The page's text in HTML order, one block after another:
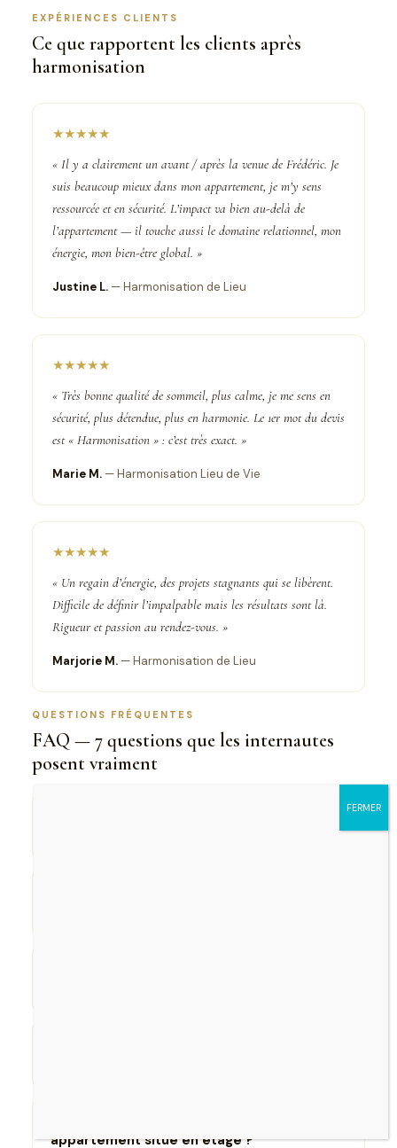
EXPÉRIENCES CLIENTS
Ce que rapportent les clients après
harmonisation
★★★★★
« Il y a clairement un avant / après la venue de Frédéric. Je
suis beaucoup mieux dans mon appartement, je m’y sens
ressourcée et en sécurité. L’impact va bien au-delà de
l’appartement — il touche aussi le domaine relationnel, mon
énergie, mon bien-être global. »
Justine L. — Harmonisation de Lieu
★★★★★
« Très bonne qualité de sommeil, plus calme, je me sens en
sécurité, plus détendue, plus en harmonie. Le 1er mot du devis
est « Harmonisation » : c’est très exact. »
Marie M. — Harmonisation Lieu de Vie
★★★★★
« Un regain d’énergie, des projets stagnants qui se libèrent.
Difficile de définir l’impalpable mais les résultats sont là.
Rigueur et passion au rendez-vous. »
Marjorie M. — Harmonisation de Lieu
QUESTIONS FRÉQUENTES
FAQ — 7 questions que les internautes
posent vraiment
▾
appartement situé en étage ?